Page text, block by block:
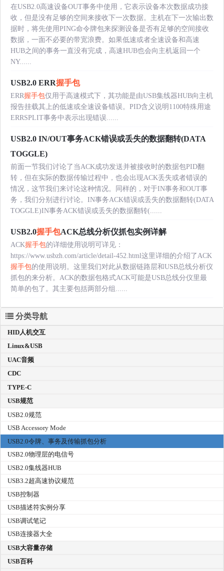
在USB2.0高速设备OUT事务中使用，它表示设备本次数据成功接
收，但是没有足够的空间来接收下一次数据。主机在下一次输出数
据时，将先使用PING命令牌包来探测设备是否有足够的空间接收
数据，一面不必要的带宽浪费。如果低速或者全速设备和高速
HUB之间的事务一直没有完成，高速HUB也会向主机返回一个
NY......
USB2.0 ERR握手包
ERR握手包仅用于高速模式下，其功能是由USB集线器HUB向主机
报告挂载其上的低速或全速设备错误。PID含义说明1100特殊用途
ERRSPLIT事务中表示出现错误......
USB2.0 IN/OUT事务ACK错误或丢失的数据翻转(DATA
TOGGLE)
前面一节我们讨论了当ACK成功发送并被接收时的数据包PID翻
转，但在实际的数据传输过程中，也会出现ACK丢失或者错误的
情况，这节我们来讨论这种情况。同样的，对于IN事务和OUT事
务，我们分别进行讨论。IN事务ACK错误或丢失的数据翻转(DATA
TOGGLE)IN事务ACK错误或丢失的数据翻转(......
USB2.0握手包ACK总线分析仪抓包实例详解
ACK握手包的详细使用说明可详见：
https://www.usbzh.com/article/detail-452.html这里详细的介绍了ACK
握手包的使用说明。这里我们对此从数据链路层和USB总线分析仪
抓包的来分析。ACK的数据包格式ACK可能是USB总线分仪里最
简单的包了。其主要包括两部分组......
分类导航
HID人机交互
Linux&USB
UAC音频
CDC
TYPE-C
USB规范
USB2.0规范
USB Accessory Mode
USB2.0令牌、事务及传输抓包分析
USB2.0物理层的电信号
USB2.0集线器HUB
USB3.2超高速协议规范
USB控制器
USB描述符实例分享
USB调试笔记
USB连接器大全
USB大容量存储
USB百科